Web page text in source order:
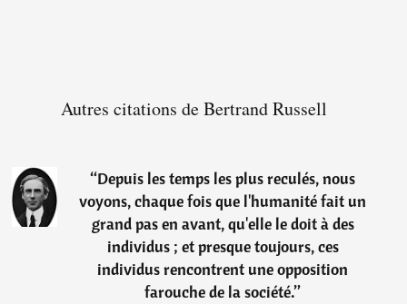
Autres citations de Bertrand Russell
“Depuis les temps les plus reculés, nous
voyons, chaque fois que l'humanité fait un
grand pas en avant, qu'elle le doit à des
individus ; et presque toujours, ces
individus rencontrent une opposition
farouche de la société.”